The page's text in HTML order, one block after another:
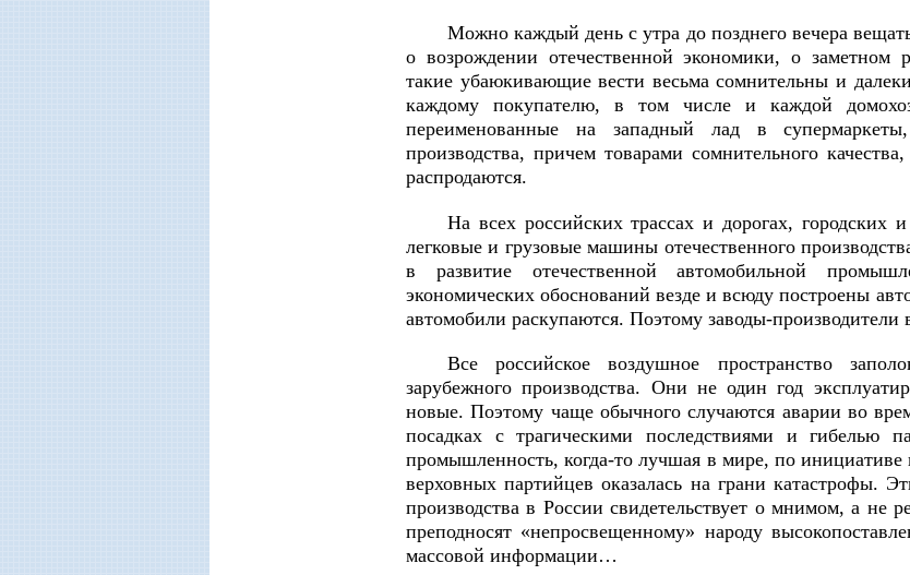
Можно каждый день с утра до позднего вечера
о возрождении отечественной экономики, о заметном
такие убаюкивающие вести весьма сомнительны и
каждому покупателю, в том числе и каждой
переименованные на западный лад в
производства, причем товарами сомнительного
распродаются.
На всех российских трассах и дорогах, городских
легковые и грузовые машины отечественного
в развитие отечественной автомобильной
экономических обоснований везде и всюду построены
автомобили раскупаются. Поэтому заводы-
Все российское воздушное пространство
зарубежного производства. Они не один год
новые. Поэтому чаще обычного случаются аварии во
посадках с трагическими последствиями и гибелью
промышленность, когда-то лучшая в мире, по
верховных партийцев оказалась на грани катастрофы.
производства в России свидетельствует о мнимом, а не
преподносят «непросвещенному» народу
массовой информации…